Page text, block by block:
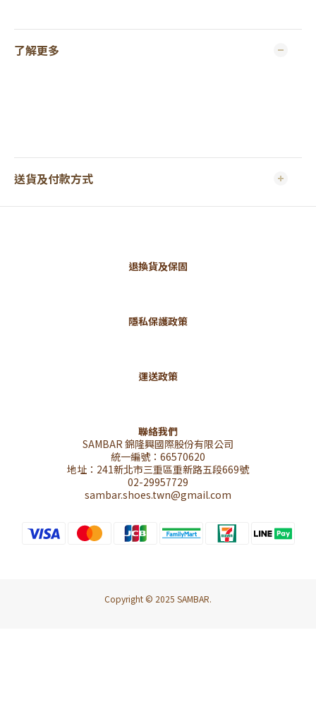
了解更多
送貨及付款方式
退換貨及保固
隱私保護政策
運送政策
聯絡我們
SAMBAR 錦隆興國際股份有限公司
統一編號：66570620
地址：241新北市三重區重新路五段669號
02-29957729
sambar.shoes.twn@gmail.com
Copyright © 2025 SAMBAR.